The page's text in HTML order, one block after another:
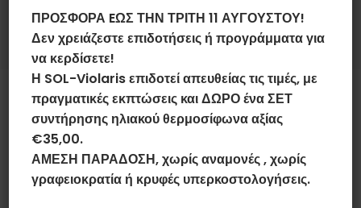
2 COLUMNS
{"status":"Nothing found"}
ΠΡΟΣΦΟΡΑ EΩΣ ΤΗΝ ΤΡΙΤΗ 11 ΑΥΓΟΥΣΤΟΥ!
Δεν χρειάζεστε επιδοτήσεις ή προγράμματα για
να κερδίσετε!
Η SOL-Violaris επιδοτεί απευθείας τις τιμές, με
πραγματικές εκπτώσεις και ΔΩΡΟ ένα ΣΕΤ
συντήρησης ηλιακού θερμοσίφωνα αξίας
€35,00.
ΑΜΕΣΗ ΠΑΡΑΔΟΣΗ, χωρίς αναμονές , χωρίς
γραφειοκρατία ή κρυφές υπερκοστολογήσεις.